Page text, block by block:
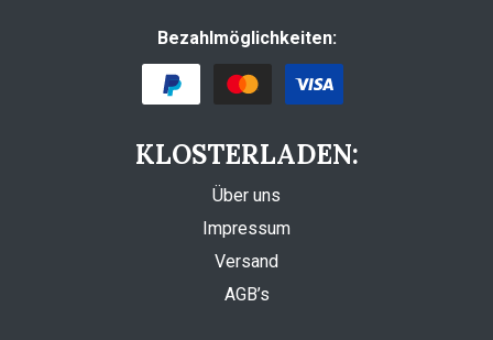
Bezahlmöglichkeiten:
KLOSTERLADEN:
Über uns
Impressum
Versand
AGB’s